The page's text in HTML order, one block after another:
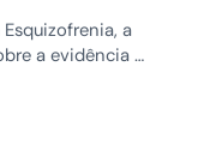
a
a evidência …